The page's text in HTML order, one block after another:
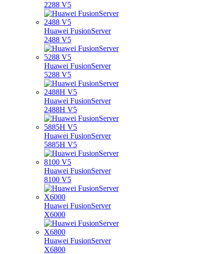
2288 V5
Huawei FusionServer
2488 V5
Huawei FusionServer
5288 V5
Huawei FusionServer
2488H V5
Huawei FusionServer
5885H V5
Huawei FusionServer
8100 V5
Huawei FusionServer
X6000
Huawei FusionServer
X6800